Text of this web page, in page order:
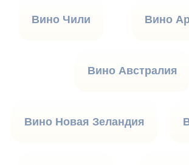
Вино Чили Вино
Вино Австралия
Вино Новая Зеландия